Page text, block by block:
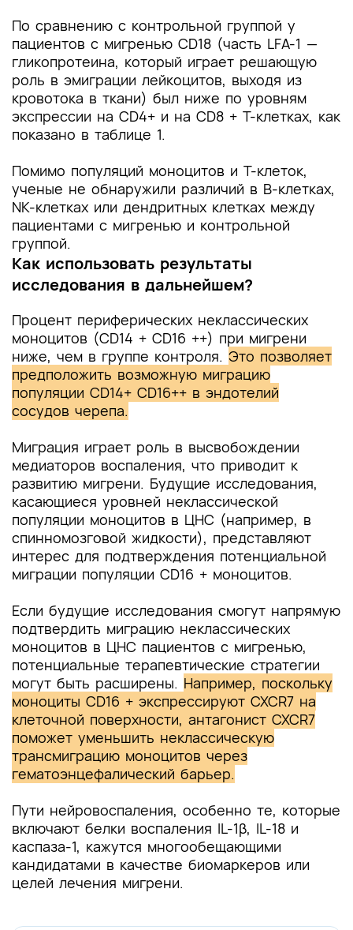
По сравнению с контрольной группой у
пациентов с мигренью CD18 (часть LFA-1 —
гликопротеина, который играет решающую
роль в эмиграции лейкоцитов, выходя из
кровотока в ткани) был ниже по уровням
экспрессии на CD4+ и на CD8 + Т-клетках, как
показано в таблице 1.
Помимо популяций моноцитов и Т-клеток,
ученые не обнаружили различий в В-клетках,
NK-клетках или дендритных клетках между
пациентами с мигренью и контрольной
группой.
Как использовать результаты
исследования в дальнейшем?
Процент периферических неклассических
моноцитов (CD14 + CD16 ++) при мигрени
ниже, чем в группе контроля. Это позволяет
предположить возможную миграцию
популяции CD14+ CD16++ в эндотелий
сосудов черепа.
Миграция играет роль в высвобождении
медиаторов воспаления, что приводит к
развитию мигрени. Будущие исследования,
касающиеся уровней неклассической
популяции моноцитов в ЦНС (например, в
спинномозговой жидкости), представляют
интерес для подтверждения потенциальной
миграции популяции CD16 + моноцитов.
Если будущие исследования смогут напрямую
подтвердить миграцию неклассических
моноцитов в ЦНС пациентов с мигренью,
потенциальные терапевтические стратегии
могут быть расширены. Например, поскольку
моноциты CD16 + экспрессируют CXCR7 на
клеточной поверхности, антагонист CXCR7
поможет уменьшить неклассическую
трансмиграцию моноцитов через
гематоэнцефалический барьер.
Пути нейровоспаления, особенно те, которые
включают белки воспаления IL-1β, IL-18 и
каспаза-1, кажутся многообещающими
кандидатами в качестве биомаркеров или
целей лечения мигрени.